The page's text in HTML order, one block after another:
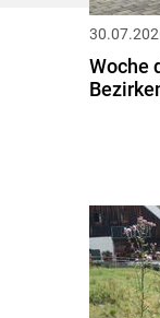
Woche